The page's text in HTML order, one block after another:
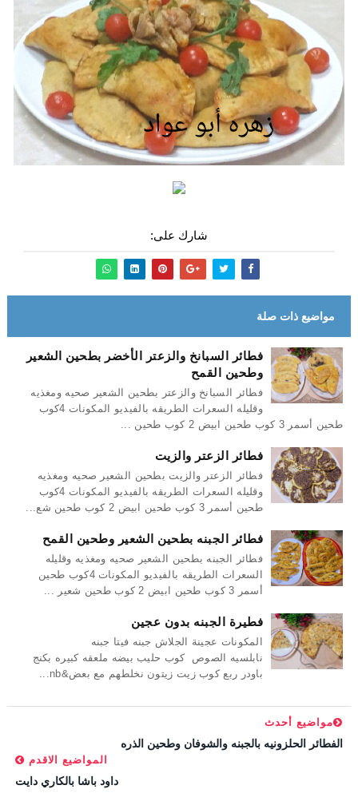
شارك على:
مواضيع ذات صلة
فطائر السبانخ والزعتر الأخضر بطحين الشعير
وطحين القمح
فطائر السبانخ والزعتر بطحين الشعير صحيه ومغذيه
وقليله السعرات الطريقه بالفيديو المكونات 4كوب
طحين أسمر 3 كوب طحين ابيض 2 كوب طحين ...
فطائر الزعتر والزيت
فطائر الزعتر والزيت بطحين الشعير صحيه ومغذيه
وقليله السعرات الطريقه بالفيديو المكونات 4كوب
طحين أسمر 3 كوب طحين ابيض 2 كوب طحين شع...
فطائر الجبنه بطحين الشعير وطحين القمح
فطائر الجبنه بطحين الشعير صحيه ومغذيه وقليله
السعرات الطريقه بالفيديو المكونات 4كوب طحين
أسمر 3 كوب طحين ابيض 2 كوب طحين شعير ...
فطيرة الجبنه بدون عجين
المكونات عجينة الجلاش جبنه فيتا جبنه
نابلسيه الصوص كوب حليب بيضه ملعقه كبيره بكنج
باودر ربع كوب زيت زيتون نخلطهم مع بعض&nb...
مواضيع أحدث
الفطائر الحلزونيه بالجبنه والشوفان وطحين الذره
المواضيع الاقدم
داود باشا بالكاري دايت